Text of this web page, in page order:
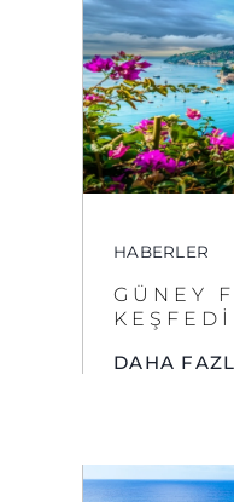
HABERLER
GÜNEY
DAHA